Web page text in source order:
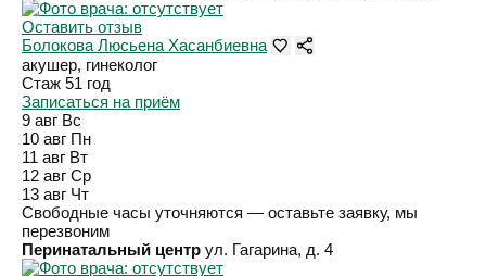
Оставить отзыв
Болокова Люсьена Хасанбиевна
акушер, гинеколог
Стаж 51 год
Записаться на приём
9 авг Вс
10 авг Пн
11 авг Вт
12 авг Ср
13 авг Чт
Свободные часы уточняются — оставьте заявку, мы
перезвоним
Перинатальный центр ул. Гагарина, д. 4